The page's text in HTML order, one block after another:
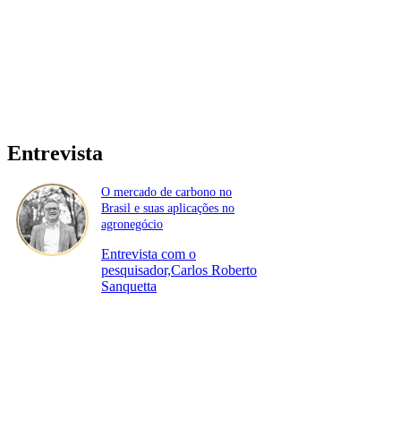
Entrevista
O mercado de carbono no
Brasil e suas aplicações no
agronegócio
Entrevista com o
pesquisador,Carlos Roberto
Sanquetta